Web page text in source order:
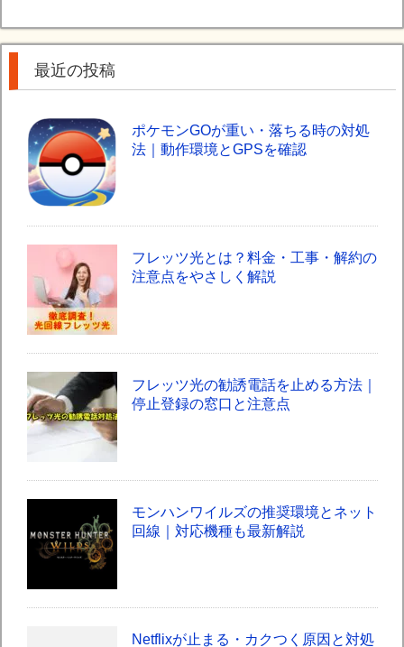
最近の投稿
ポケモンGOが重い・落ちる時の対処
法｜動作環境とGPSを確認
フレッツ光とは？料金・工事・解約の
注意点をやさしく解説
フレッツ光の勧誘電話を止める方法｜
停止登録の窓口と注意点
モンハンワイルズの推奨環境とネット
回線｜対応機種も最新解説
Netflixが止まる・カクつく原因と対処